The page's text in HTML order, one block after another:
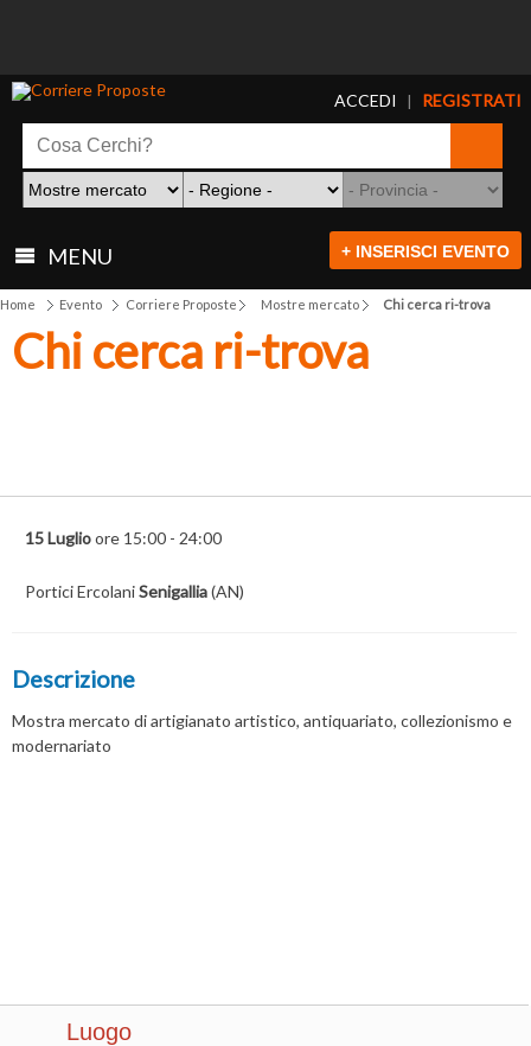
ACCEDI | REGISTRATI
MENU + INSERISCI EVENTO
Home Evento Corriere Proposte Mostre mercato Chi cerca ri-trova
Chi cerca ri-trova
15 Luglioore 15:00 - 24:00
Portici ErcolaniSenigallia(AN)
Descrizione
Mostra mercato di artigianato artistico, antiquariato, collezionismo e
modernariato
Luogo